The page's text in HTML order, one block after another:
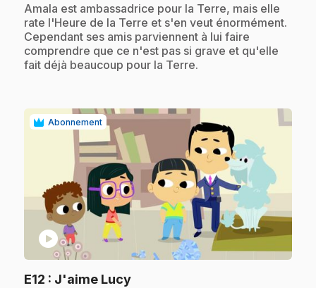
.Amala est ambassadrice pour la Terre, mais elle
rate l'Heure de la Terre et s'en veut énormément.
Cependant ses amis parviennent à lui faire
comprendre que ce n'est pas si grave et qu'elle
fait déjà beaucoup pour la Terre.
Abonnement
play_circle
E12 : J'aime Lucy.